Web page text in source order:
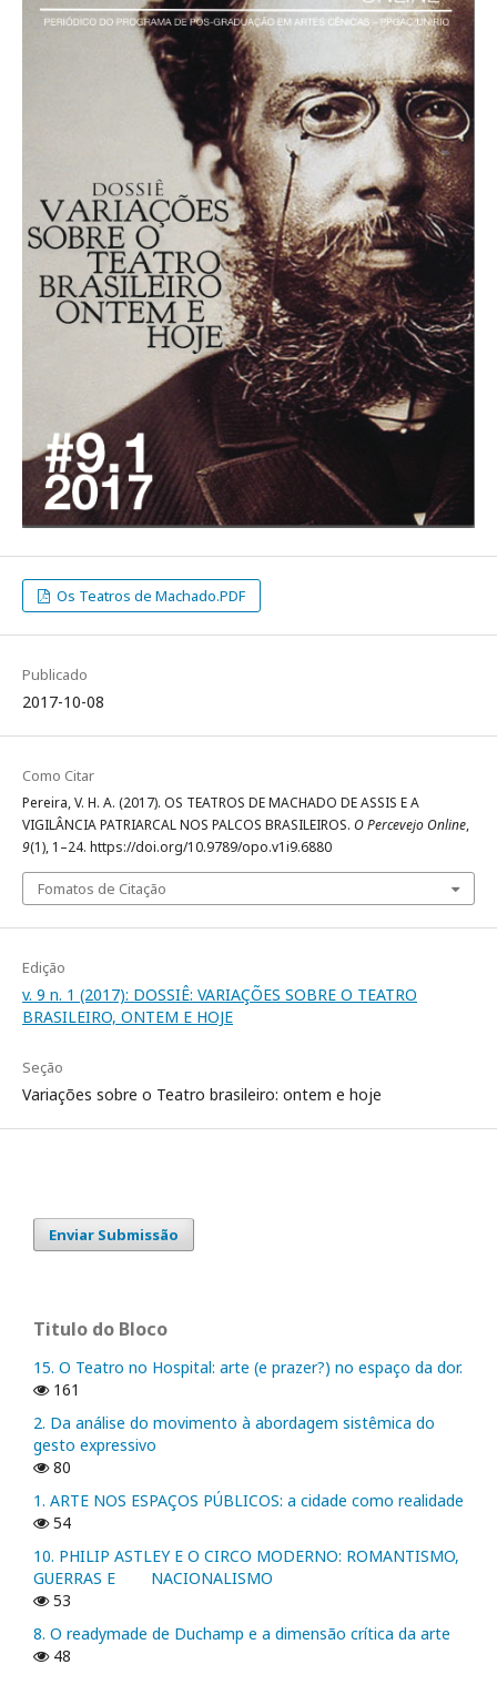
Os Teatros de Machado.PDF
Publicado
2017-10-08
Como Citar
Pereira, V. H. A. (2017). OS TEATROS DE MACHADO DE ASSIS E A
VIGILÂNCIA PATRIARCAL NOS PALCOS BRASILEIROS. O Percevejo Online,
9(1), 1–24. https://doi.org/10.9789/opo.v1i9.6880
Fomatos de Citação
Edição
v. 9 n. 1 (2017): DOSSIÊ: VARIAÇÕES SOBRE O TEATRO
BRASILEIRO, ONTEM E HOJE
Seção
Variações sobre o Teatro brasileiro: ontem e hoje
Enviar Submissão
Titulo do Bloco
15. O Teatro no Hospital: arte (e prazer?) no espaço da dor.
161
2. Da análise do movimento à abordagem sistêmica do
gesto expressivo
80
1. ARTE NOS ESPAÇOS PÚBLICOS: a cidade como realidade
54
10. PHILIP ASTLEY E O CIRCO MODERNO: ROMANTISMO,
GUERRAS E NACIONALISMO
53
8. O readymade de Duchamp e a dimensão crítica da arte
48